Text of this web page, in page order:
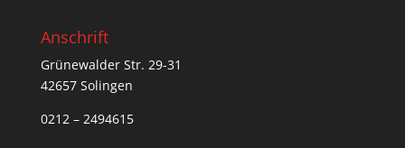
Anschrift
Grünewalder Str. 29-31
42657 Solingen
0212 – 2494615